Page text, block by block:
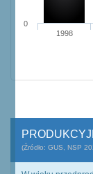
1998
0
(Źródło: GUS, NSP